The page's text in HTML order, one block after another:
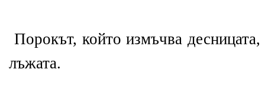
Порокът, който измъчва
лъжата.